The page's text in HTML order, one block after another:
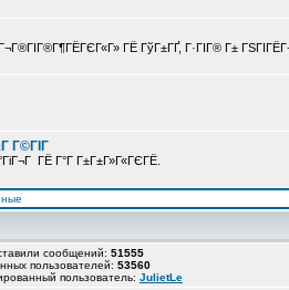
ГЁ ГўГ±ГҐ, Г·ГІГ® Г±
Г©ГІГ
ГЁ Г°Г Г±Г±Г»Г«ГЄГЁ.
сообщений: 51555
пользователей: 53560
пользователь: JulietLe